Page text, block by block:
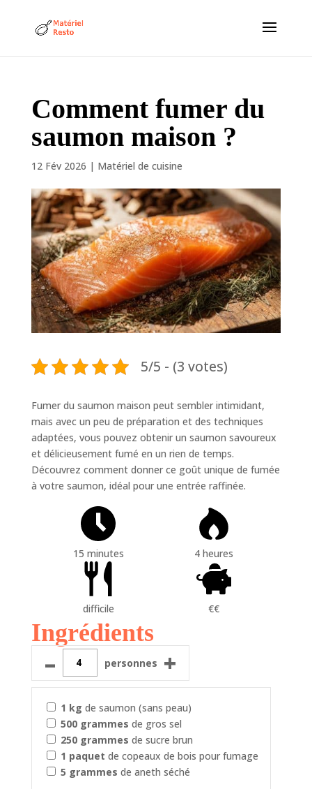
Comment fumer du
saumon maison ?
12 Fév 2026 | Matériel de cuisine
5/5 - (3 votes)
Fumer du saumon maison peut sembler intimidant,
mais avec un peu de préparation et des techniques
adaptées, vous pouvez obtenir un saumon savoureux
et délicieusement fumé en un rien de temps.
Découvrez comment donner ce goût unique de fumée
à votre saumon, idéal pour une entrée raffinée.
15 minutes 4 heures
difficile €€
Ingrédients
– personnes +
1 kg de saumon (sans peau)
500 grammes de gros sel
250 grammes de sucre brun
1 paquet de copeaux de bois pour fumage
5 grammes de aneth séché